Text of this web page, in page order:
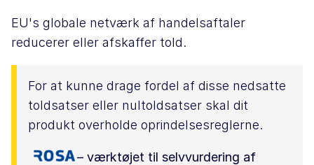
EU's globale netværk af handelsaftaler
reducerer eller afskaffer told.
For at kunne drage fordel af disse nedsatte
toldsatser eller nultoldsatser skal dit
produkt overholde oprindelsesreglerne.
– værktøjet til selvvurdering af